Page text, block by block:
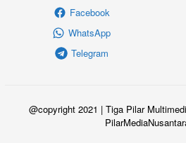
Facebook
WhatsApp
Telegram
@copyright 2021 | Tiga Pilar